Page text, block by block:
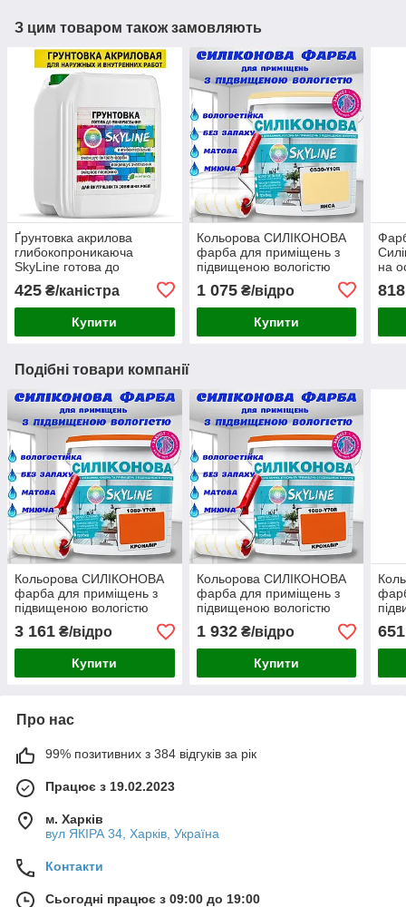
З цим товаром також замовляють
Ґрунтовка акрилова
глибокопроникаюча
SkyLine готова до
425 ₴/каністра
Купити
Кольорова СИЛІКОНОВА
фарба для приміщень з
підвищеною вологістю
матова емаль SkyLine
Янса 3 л
1 075₴/відро
Купити
на
818
Подібні товари компанії
Кольорова СИЛІКОНОВА
фарба для приміщень з
підвищеною вологістю
миюча протигрибкова
матова емаль SkyLine
Кронавір 5 л
3 161 ₴/відро
Купити
Кольорова СИЛІКОНОВА
фарба для приміщень з
підвищеною вологістю
миюча протигрибкова
матова емаль SkyLine
Кронавір 3 л
1 932₴/відро
Купити
651
Про нас
99% позитивних з 384 відгуків за рік
Працює з 19.02.2023
м. Харків
вул ЯКІРА 34, Харків, Україна
Контакти
Сьогодні працює з 09:00 до 19:00